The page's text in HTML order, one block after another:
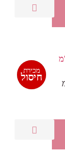
מכירת
חיסול
מבצע!